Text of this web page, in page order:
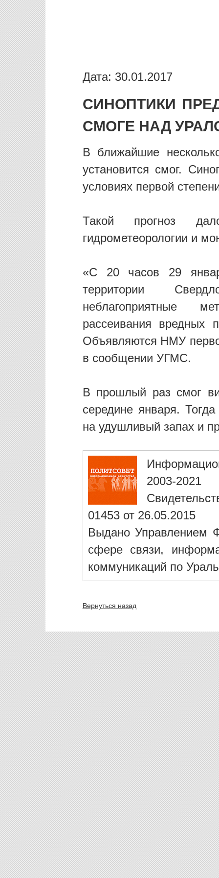
Дата: 30.01.2017
СИНОПТИКИ
СМОГЕ НАД
В ближайшие
установится смог.
условиях первой
Такой прогноз
гидрометеорологии и
«С 20 часов 29
территории
неблагоприятные
рассеивания вредных
Объявляются НМУ
в сообщении УГМС.
В прошлый раз смог
середине января.
на удушливый запах и
2003-2021
01453 от 26.05.2015
Выдано Управлением
сфере связи,
коммуникаций по
Вернуться назад